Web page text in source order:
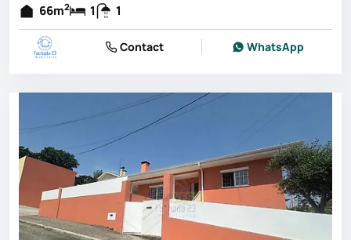
66m2 1 1
Contact WhatsApp